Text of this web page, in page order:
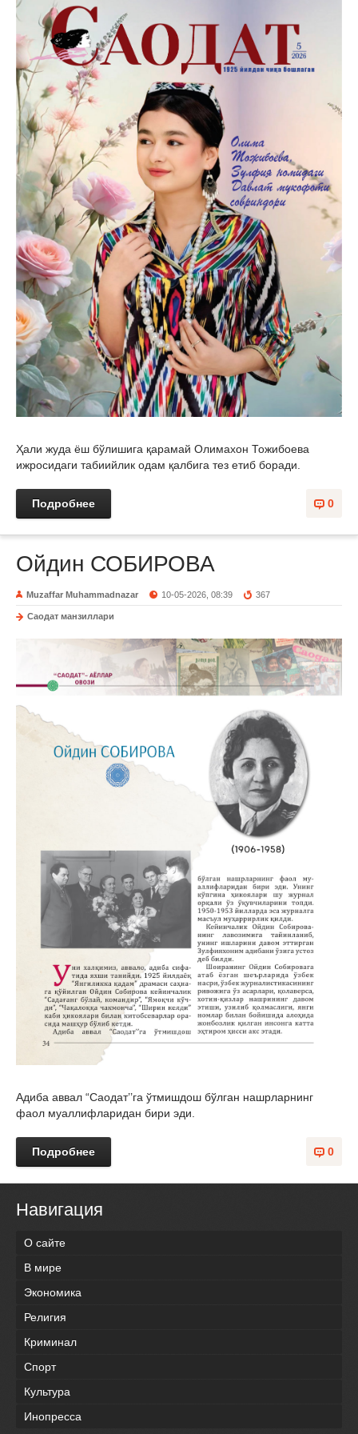
Ҳали жуда ёш бўлишига қарамай Олимахон Тожибоева
ижросидаги табиийлик одам қалбига тез етиб боради.
0
Подробнее
Ойдин СОБИРОВА
Muzaffar Muhammadnazar 10-05-2026, 08:39 367
Саодат манзиллари
Адиба аввал “Саодат’’га ўтмишдош бўлган нашрларнинг
фаол муаллифларидан бири эди.
0
Подробнее
Навигация
О сайте
В мире
Экономика
Религия
Криминал
Спорт
Культура
Инопресса